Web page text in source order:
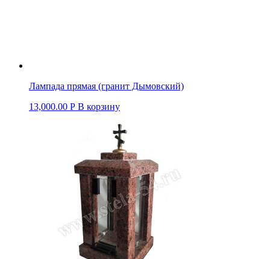
Лампада прямая (гранит Дымовский)
13,000.00 Р В корзину